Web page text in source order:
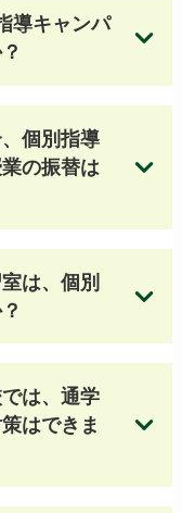
向丘高等学校
】
学校
等学校
高等学校
高等学校
高等学校
等学校
高等学校
等学校
こちら
導キャンパ
個別指導
の振替は
は、個別
は、通学
はできま